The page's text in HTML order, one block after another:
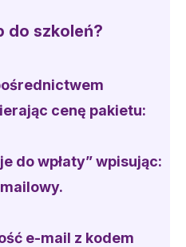
do szkoleń?
cenę pakietu:
do wpłaty” wpisując:
e-mail z kodem